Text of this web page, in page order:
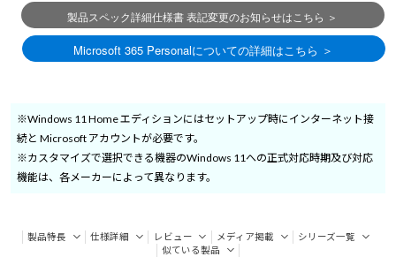
※Windows 11 Home エディションにはセットアップ時にインターネット接
続と Microsoft アカウントが必要です。
※カスタマイズで選択できる機器のWindows 11への正式対応時期及び対応
機能は、各メーカーによって異なります。
製品特長 仕様詳細 レビュー メディア掲載
シリーズ一覧
似ている製品